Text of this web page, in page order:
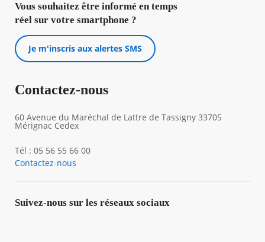
Vous souhaitez être informé en temps
réel sur votre smartphone ?
Je m'inscris aux alertes SMS
Contactez-nous
60 Avenue du Maréchal de Lattre de Tassigny 33705
Mérignac Cedex
Tél : 05 56 55 66 00
Contactez-nous
Suivez-nous sur les réseaux sociaux